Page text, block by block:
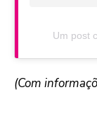
Um post
(Com